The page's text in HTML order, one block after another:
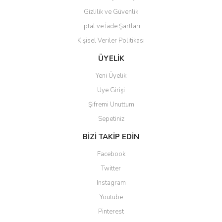
Gönder
Gizlilik ve Güvenlik
İptal ve İade Şartları
Kişisel Veriler Politikası
ÜYELİK
Yeni Üyelik
Üye Girişi
Şifremi Unuttum
Sepetiniz
BİZİ TAKİP EDİN
Facebook
Twitter
Instagram
Youtube
Pinterest